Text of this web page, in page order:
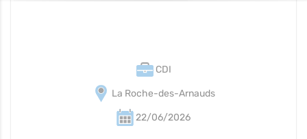
CDI
La Roche-des-Arnauds
22/06/2026